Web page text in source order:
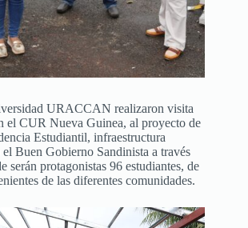
URACCAN realizaron visita
el CUR Nueva Guinea, al proyecto de
Estudiantil, infraestructura
Buen Gobierno Sandinista a través
protagonistas 96 estudiantes, de
de las diferentes comunidades.